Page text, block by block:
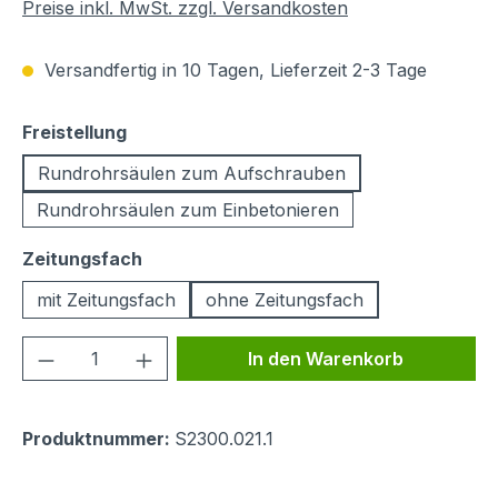
Preise inkl. MwSt. zzgl. Versandkosten
Versandfertig in 10 Tagen, Lieferzeit 2-3 Tage
Freistellungauswählen
Rundrohrsäulen zum Aufschrauben
Rundrohrsäulen zum Einbetonieren
Zeitungsfach
mit Zeitungsfach
ohne Zeitungsfach
Produkt Anzahl: Gib denIn den Warenkorb
Produktnummer: S2300.021.1